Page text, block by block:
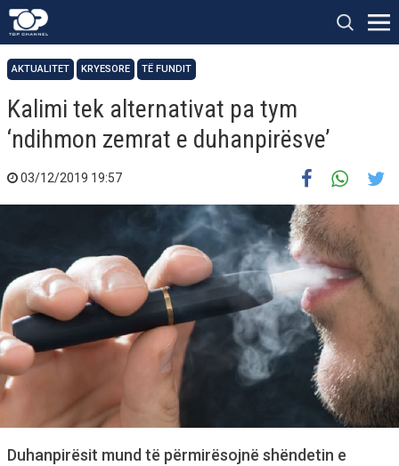
AKTUALITET KRYESORE TË FUNDIT
Kalimi tek alternativat pa tym
‘ndihmon zemrat e duhanpirësve’
03/12/2019 19:57
Duhanpirësit mund të përmirësojnë shëndetin e